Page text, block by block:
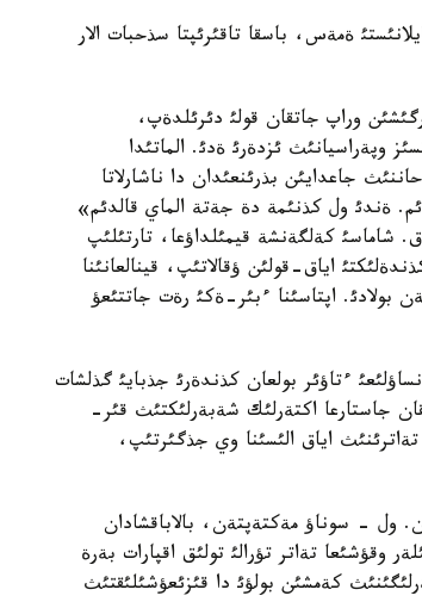
ةمةس، باسقا تاقئرئپتا سذحبات الار
وراپ جاتقان قولئ دئرئلدةپ،
وپةراسيانئث ئزدةرئ ةدئ. الماتئدا
جاعدايئن بذرئنعئدان دا ناشارلاتا
ةندئ ول كذنئمة دة جةتة الماي قالدئم»
كةلگةنشة قيمئلداؤعا، تارتئلئپ
اياق-قولئن ؤقالاتئپ، قينالعانئنا
بولادئ. اپتاسئنا ءبئر-ةكئ رةت جاتتئعؤ
ءتاؤئر بولعان كذندةرئ جذبايئ گذلشات
جاستارعا اكتةرلئك شةبةرلئكتئث قئر-
اياق الئسئنا وي جذگئرتئپ،
ول - سوناؤ مةكتةپتةن، بالاباقشادان
وقؤشئعا تةاتر تؤرالئ تولئق اقپارات بةرة
كةمشئن بولؤئ دا قئزئعؤشئلئقتئث